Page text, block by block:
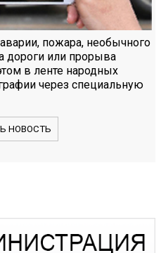
пожара, необычного
дороги или прорыва
в ленте народных
через специальную
НОВОСТЬ